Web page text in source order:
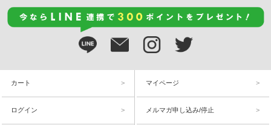
カート マイページ
ログイン メルマガ申し込み/停止